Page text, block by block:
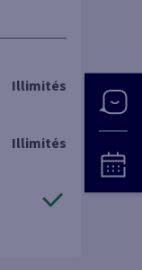
Illimités
Illimités